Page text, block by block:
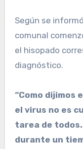
Según se
comunal
el hisopado
diagnóstico.
“Como dijimos
el virus no es
tarea de
durante un